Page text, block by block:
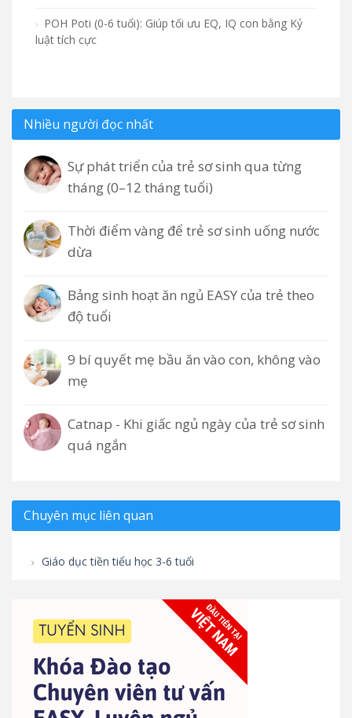
POH Poti (0-6 tuổi): Giúp tối ưu EQ, IQ con bằng Kỷ
luật tích cực
Nhiều người đọc nhất
Sự phát triển của trẻ sơ sinh qua từng
tháng (0–12 tháng tuổi)
Thời điểm vàng để trẻ sơ sinh uống nước
dừa
Bảng sinh hoạt ăn ngủ EASY của trẻ theo
độ tuổi
9 bí quyết mẹ bầu ăn vào con, không vào
mẹ
Catnap - Khi giấc ngủ ngày của trẻ sơ sinh
quá ngắn
Chuyên mục liên quan
Giáo dục tiền tiểu học 3-6 tuổi